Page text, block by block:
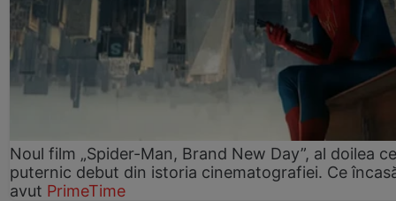
Noul film „Spider-Man, Brand New Day”, al doilea
puternic debut din istoria cinematografiei. Ce
avut PrimeTime